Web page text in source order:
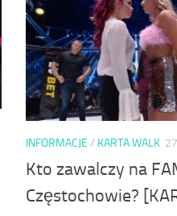
INFORMACJE / KARTA WALK
Kto zawalczy na
Częstochowie?